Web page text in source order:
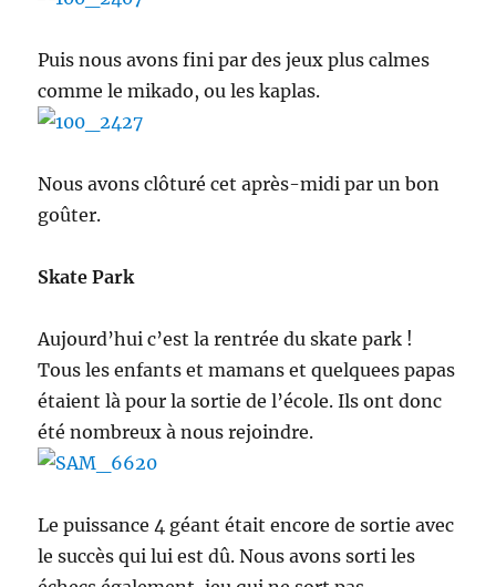
Puis nous avons fini par des jeux plus calmes
comme le mikado, ou les kaplas.
Nous avons clôturé cet après-midi par un bon
goûter.
Skate Park
Aujourd’hui c’est la rentrée du skate park !
Tous les enfants et mamans et quelquees papas
étaient là pour la sortie de l’école. Ils ont donc
été nombreux à nous rejoindre.
Le puissance 4 géant était encore de sortie avec
le succès qui lui est dû. Nous avons sorti les